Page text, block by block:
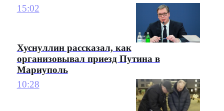
15:02
Хуснуллин рассказал, как
организовывал приезд Путина в
Мариуполь
10:28